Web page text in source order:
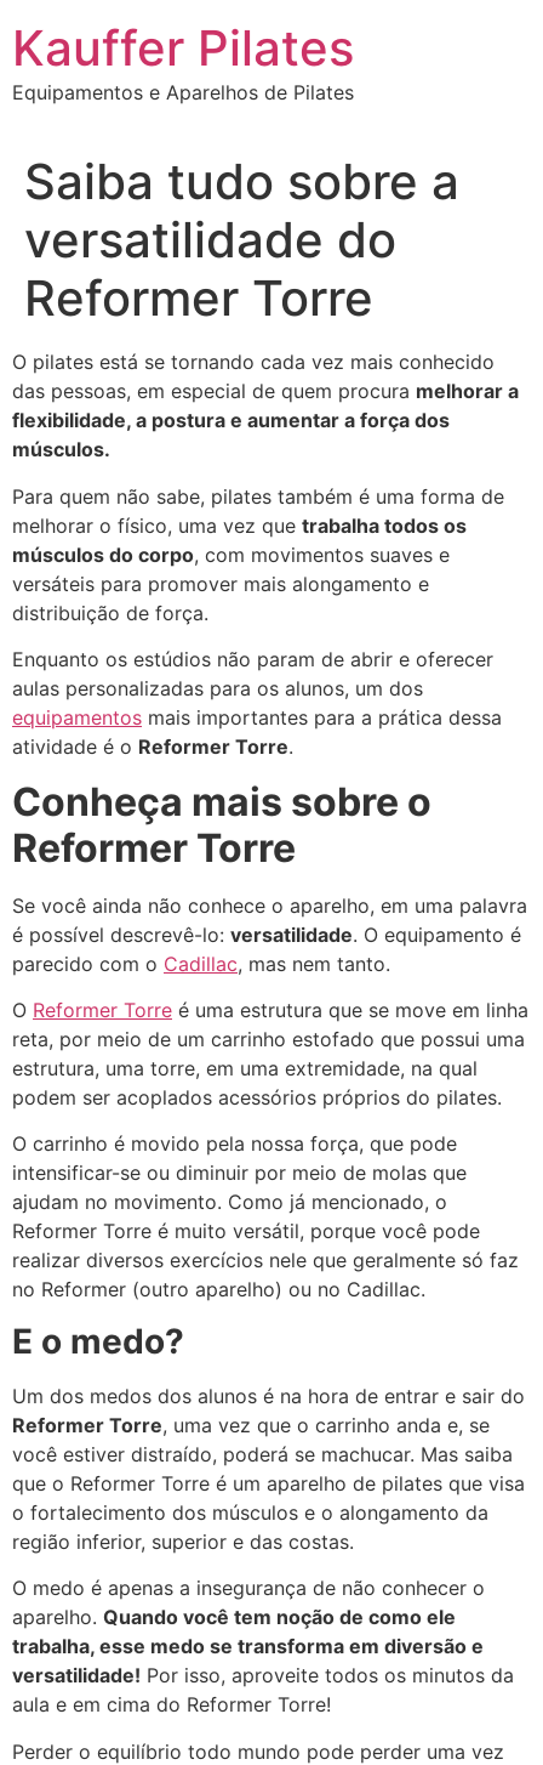
para
conteúdo
Kauffer Pilates
Equipamentos e Aparelhos de Pilates
Saiba tudo sobre a
versatilidade do
Reformer Torre
O pilates está se tornando cada vez mais conhecido
das pessoas, em especial de quem procura melhorar a
flexibilidade, a postura e aumentar a força dos
músculos.
Para quem não sabe, pilates também é uma forma de
melhorar o físico, uma vez que trabalha todos os
músculos do corpo, com movimentos suaves e
versáteis para promover mais alongamento e
distribuição de força.
Enquanto os estúdios não param de abrir e oferecer
aulas personalizadas para os alunos, um dos
equipamentos mais importantes para a prática dessa
atividade é o Reformer Torre.
Conheça mais sobre o
Reformer Torre
Se você ainda não conhece o aparelho, em uma palavra
é possível descrevê-lo: versatilidade. O equipamento é
parecido com o Cadillac, mas nem tanto.
O Reformer Torre é uma estrutura que se move em linha
reta, por meio de um carrinho estofado que possui uma
estrutura, uma torre, em uma extremidade, na qual
podem ser acoplados acessórios próprios do pilates.
O carrinho é movido pela nossa força, que pode
intensificar-se ou diminuir por meio de molas que
ajudam no movimento. Como já mencionado, o
Reformer Torre é muito versátil, porque você pode
realizar diversos exercícios nele que geralmente só faz
no Reformer (outro aparelho) ou no Cadillac.
E o medo?
Um dos medos dos alunos é na hora de entrar e sair do
Reformer Torre, uma vez que o carrinho anda e, se
você estiver distraído, poderá se machucar. Mas saiba
que o Reformer Torre é um aparelho de pilates que visa
o fortalecimento dos músculos e o alongamento da
região inferior, superior e das costas.
O medo é apenas a insegurança de não conhecer o
aparelho. Quando você tem noção de como ele
trabalha, esse medo se transforma em diversão e
versatilidade! Por isso, aproveite todos os minutos da
aula e em cima do Reformer Torre!
Perder o equilíbrio todo mundo pode perder uma vez